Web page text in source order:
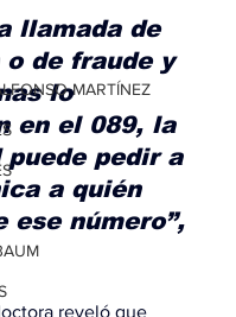
MARTÍNEZ
llamada de
de fraude y
lo
en el 089, la
puede pedir a
a quién
ese número”,
reveló que